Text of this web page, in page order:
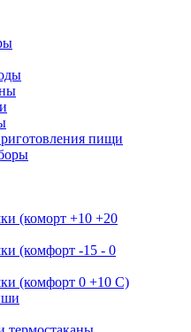
пищи
(коморт +10 +20
(комфорт -15 - 0
(комфорт 0 +10 С)